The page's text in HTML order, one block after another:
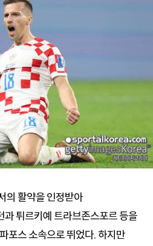
의 활약을 인정받아
과 튀르키예 트라브존스포르 등을
포스 소속으로 뛰었다. 하지만